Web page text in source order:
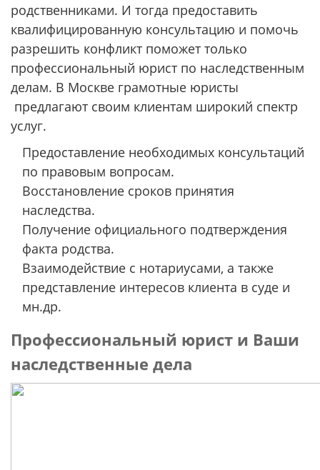
родственниками. И тогда предоставить
квалифицированную консультацию и помочь
разрешить конфликт поможет только
профессиональный юрист по наследственным
делам. В Москве грамотные юристы
предлагают своим клиентам широкий спектр
услуг.
Предоставление необходимых консультаций
по правовым вопросам.
Восстановление сроков принятия
наследства.
Получение официального подтверждения
факта родства.
Взаимодействие с нотариусами, а также
представление интересов клиента в суде и
мн.др.
Профессиональный юрист и Ваши
наследственные дела